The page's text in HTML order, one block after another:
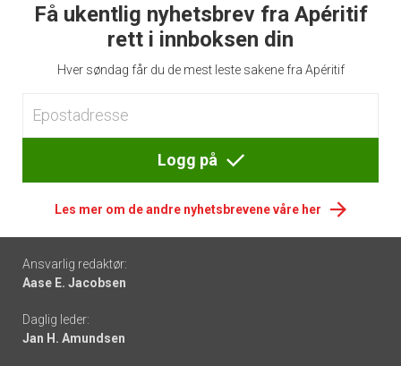
Få ukentlig nyhetsbrev fra Apéritif
rett i innboksen din
Hver søndag får du de mest leste sakene fra Apéritif
Logg på
Les mer om de andre nyhetsbrevene våre her
Footer
-
links
Ansvarlig redaktør:
Aase E. Jacobsen
Daglig leder:
Jan H. Amundsen